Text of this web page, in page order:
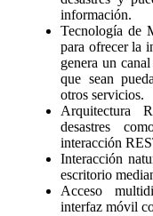
información.
Tecnología de
para ofrecer la
genera un
que sean
otros servicios.
Arquitectura
desastres
interacción
Interacción
escritorio
Acceso
interfaz móvil